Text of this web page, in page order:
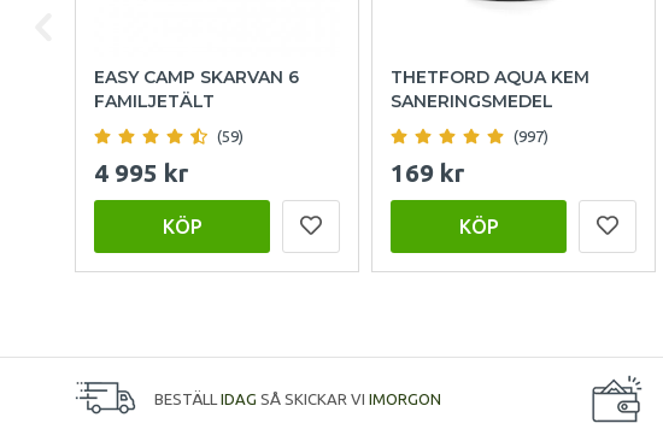
EASY CAMP SKARVAN 6
FAMILJETÄLT
(59)
4 995 kr
KÖP
THETFORD AQUA KEM
SANERINGSMEDEL
(997)
169 kr
KÖP
BESTÄLL IDAG SÅ SKICKAR VI IMORGON